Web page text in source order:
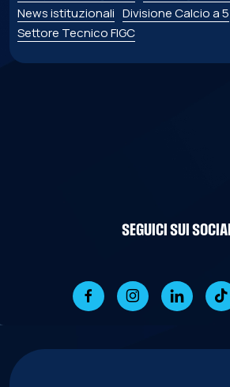
News istituzionali Divisione Calcio a 5
Settore Tecnico FIGC
SEGUICI SUI